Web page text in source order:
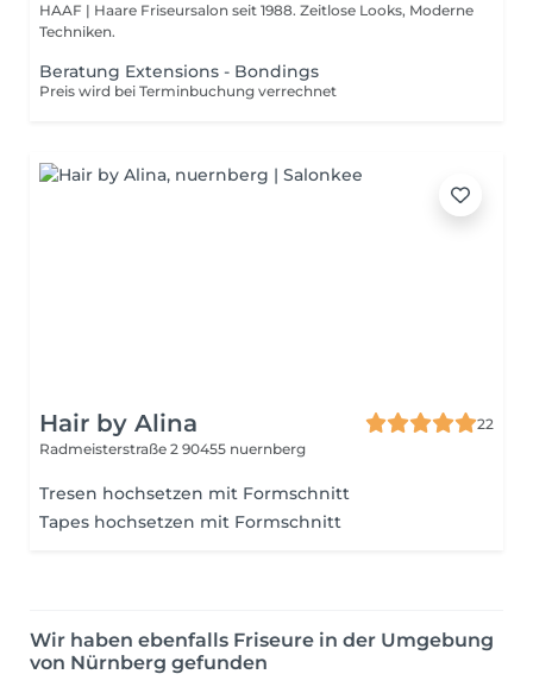
HAAF | Haare Friseursalon seit 1988. Zeitlose Looks, Moderne
Techniken.
Beratung Extensions - Bondings
Preis wird bei Terminbuchung verrechnet
Hair by Alina
22
Radmeisterstraße 2 90455 nuernberg
Tresen hochsetzen mit Formschnitt
Tapes hochsetzen mit Formschnitt
Wir haben ebenfalls Friseure in der Umgebung
von Nürnberg gefunden